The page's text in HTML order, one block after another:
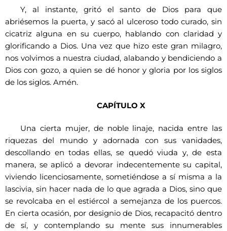
Y, al instante, gritó el santo de Dios para que
abriésemos la puerta, y sacó al ulceroso todo curado, sin
cicatriz alguna en su cuerpo, hablando con claridad y
glorificando a Dios. Una vez que hizo este gran milagro,
nos volvimos a nuestra ciudad, alabando y bendiciendo a
Dios con gozo, a quien se dé honor y gloria por los siglos
de los siglos. Amén.
CAPÍTULO X
Una cierta mujer, de noble linaje, nacida entre las
riquezas del mundo y adornada con sus vanidades,
descollando en todas ellas, se quedó viuda y, de esta
manera, se aplicó a devorar indecentemente su capital,
viviendo licenciosamente, sometiéndose a sí misma a la
lascivia, sin hacer nada de lo que agrada a Dios, sino que
se revolcaba en el estiércol a semejanza de los puercos.
En cierta ocasión, por designio de Dios, recapacitó dentro
de sí, y contemplando su mente sus innumerables